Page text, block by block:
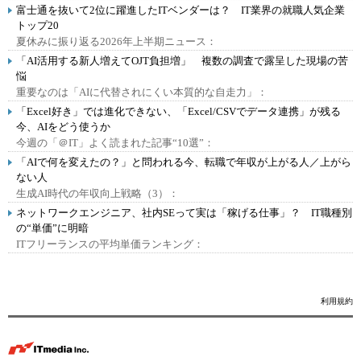
富士通を抜いて2位に躍進したITベンダーは？ IT業界の就職人気企業
トップ20
夏休みに振り返る2026年上半期ニュース：
「AI活用する新人増えてOJT負担増」 複数の調査で露呈した現場の苦
悩
重要なのは「AIに代替されにくい本質的な自走力」：
「Excel好き」では進化できない、「Excel/CSVでデータ連携」が残る
今、AIをどう使うか
今週の「＠IT」よく読まれた記事“10選”：
「AIで何を変えたの？」と問われる今、転職で年収が上がる人／上がら
ない人
生成AI時代の年収向上戦略（3）：
ネットワークエンジニア、社内SEって実は「稼げる仕事」？ IT職種別
の“単価”に明暗
ITフリーランスの平均単価ランキング：
利用規約